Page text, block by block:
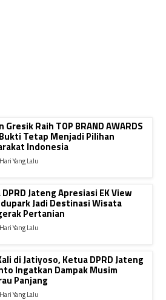
Gresik Raih TOP BRAND AWARDS
Tetap Menjadi Pilihan
Indonesia
Yang Lalu
Jateng Apresiasi EK View
Jadi Destinasi Wisata
Pertanian
Yang Lalu
di Jatiyoso, Ketua DPRD Jateng
Ingatkan Dampak Musim
Panjang
Yang Lalu